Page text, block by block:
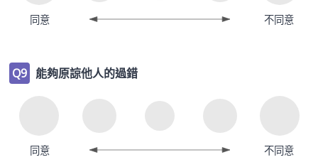
同意 不同意
Q9 能夠原諒他人的過錯
同意 不同意